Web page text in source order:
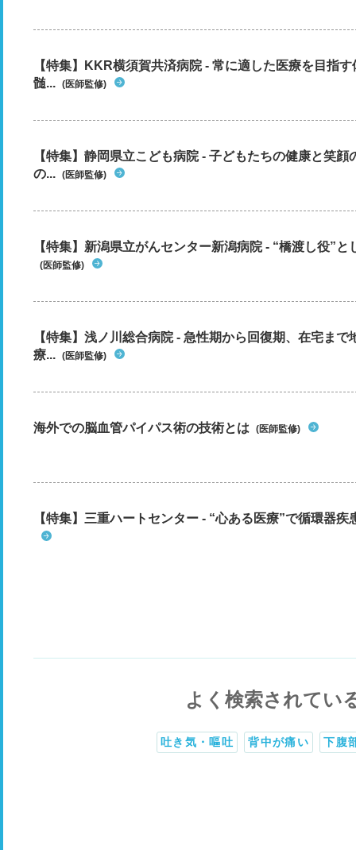
【特集】KKR横須賀共済病院 - 常に適した医療を目指
髄... (医師監修)
【特集】静岡県立こども病院 - 子どもたちの健康と笑
の... (医師監修)
【特集】新潟県立がんセンター新潟病院 - “橋渡し役”
(医師監修)
【特集】浅ノ川総合病院 - 急性期から回復期、在宅ま
療... (医師監修)
海外での脳血管パイパス術の技術とは (医師監修)
【特集】三重ハートセンター - “心ある医療”で循環器疾
よく検索されてい
吐き気・嘔吐 背中が痛い 下腹